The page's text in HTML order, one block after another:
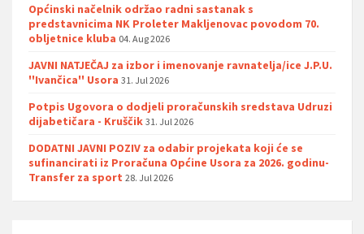
Općinski načelnik održao radni sastanak s
predstavnicima NK Proleter Makljenovac povodom 70.
obljetnice kluba 04. Aug 2026
JAVNI NATJEČAJ za izbor i imenovanje ravnatelja/ice J.P.U.
''Ivančica'' Usora 31. Jul 2026
Potpis Ugovora o dodjeli proračunskih sredstava Udruzi
dijabetičara - Kruščik 31. Jul 2026
DODATNI JAVNI POZIV za odabir projekata koji će se
sufinancirati iz Proračuna Općine Usora za 2026. godinu-
Transfer za sport 28. Jul 2026